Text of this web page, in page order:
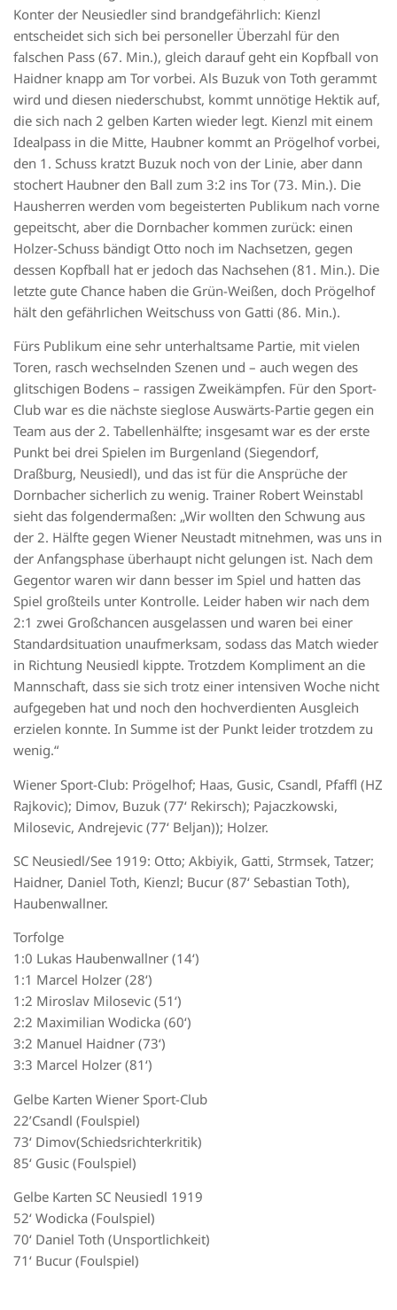
Konter der Neusiedler sind brandgefährlich: Kienzl
entscheidet sich sich bei personeller Überzahl für den
falschen Pass (67. Min.), gleich darauf geht ein Kopfball von
Haidner knapp am Tor vorbei. Als Buzuk von Toth gerammt
wird und diesen niederschubst, kommt unnötige Hektik auf,
die sich nach 2 gelben Karten wieder legt. Kienzl mit einem
Idealpass in die Mitte, Haubner kommt an Prögelhof vorbei,
den 1. Schuss kratzt Buzuk noch von der Linie, aber dann
stochert Haubner den Ball zum 3:2 ins Tor (73. Min.). Die
Hausherren werden vom begeisterten Publikum nach vorne
gepeitscht, aber die Dornbacher kommen zurück: einen
Holzer-Schuss bändigt Otto noch im Nachsetzen, gegen
dessen Kopfball hat er jedoch das Nachsehen (81. Min.). Die
letzte gute Chance haben die Grün-Weißen, doch Prögelhof
hält den gefährlichen Weitschuss von Gatti (86. Min.).
Fürs Publikum eine sehr unterhaltsame Partie, mit vielen
Toren, rasch wechselnden Szenen und – auch wegen des
glitschigen Bodens – rassigen Zweikämpfen. Für den Sport-
Club war es die nächste sieglose Auswärts-Partie gegen ein
Team aus der 2. Tabellenhälfte; insgesamt war es der erste
Punkt bei drei Spielen im Burgenland (Siegendorf,
Draßburg, Neusiedl), und das ist für die Ansprüche der
Dornbacher sicherlich zu wenig. Trainer Robert Weinstabl
sieht das folgendermaßen: „Wir wollten den Schwung aus
der 2. Hälfte gegen Wiener Neustadt mitnehmen, was uns in
der Anfangsphase überhaupt nicht gelungen ist. Nach dem
Gegentor waren wir dann besser im Spiel und hatten das
Spiel großteils unter Kontrolle. Leider haben wir nach dem
2:1 zwei Großchancen ausgelassen und waren bei einer
Standardsituation unaufmerksam, sodass das Match wieder
in Richtung Neusiedl kippte. Trotzdem Kompliment an die
Mannschaft, dass sie sich trotz einer intensiven Woche nicht
aufgegeben hat und noch den hochverdienten Ausgleich
erzielen konnte. In Summe ist der Punkt leider trotzdem zu
wenig.“
Wiener Sport-Club: Prögelhof; Haas, Gusic, Csandl, Pfaffl (HZ
Rajkovic); Dimov, Buzuk (77‘ Rekirsch); Pajaczkowski,
Milosevic, Andrejevic (77‘ Beljan)); Holzer.
SC Neusiedl/See 1919: Otto; Akbiyik, Gatti, Strmsek, Tatzer;
Haidner, Daniel Toth, Kienzl; Bucur (87‘ Sebastian Toth),
Haubenwallner.
Torfolge
1:0 Lukas Haubenwallner (14‘)
1:1 Marcel Holzer (28‘)
1:2 Miroslav Milosevic (51‘)
2:2 Maximilian Wodicka (60‘)
3:2 Manuel Haidner (73‘)
3:3 Marcel Holzer (81‘)
Gelbe Karten Wiener Sport-Club
22’Csandl (Foulspiel)
73‘ Dimov(Schiedsrichterkritik)
85‘ Gusic (Foulspiel)
Gelbe Karten SC Neusiedl 1919
52‘ Wodicka (Foulspiel)
70‘ Daniel Toth (Unsportlichkeit)
71‘ Bucur (Foulspiel)